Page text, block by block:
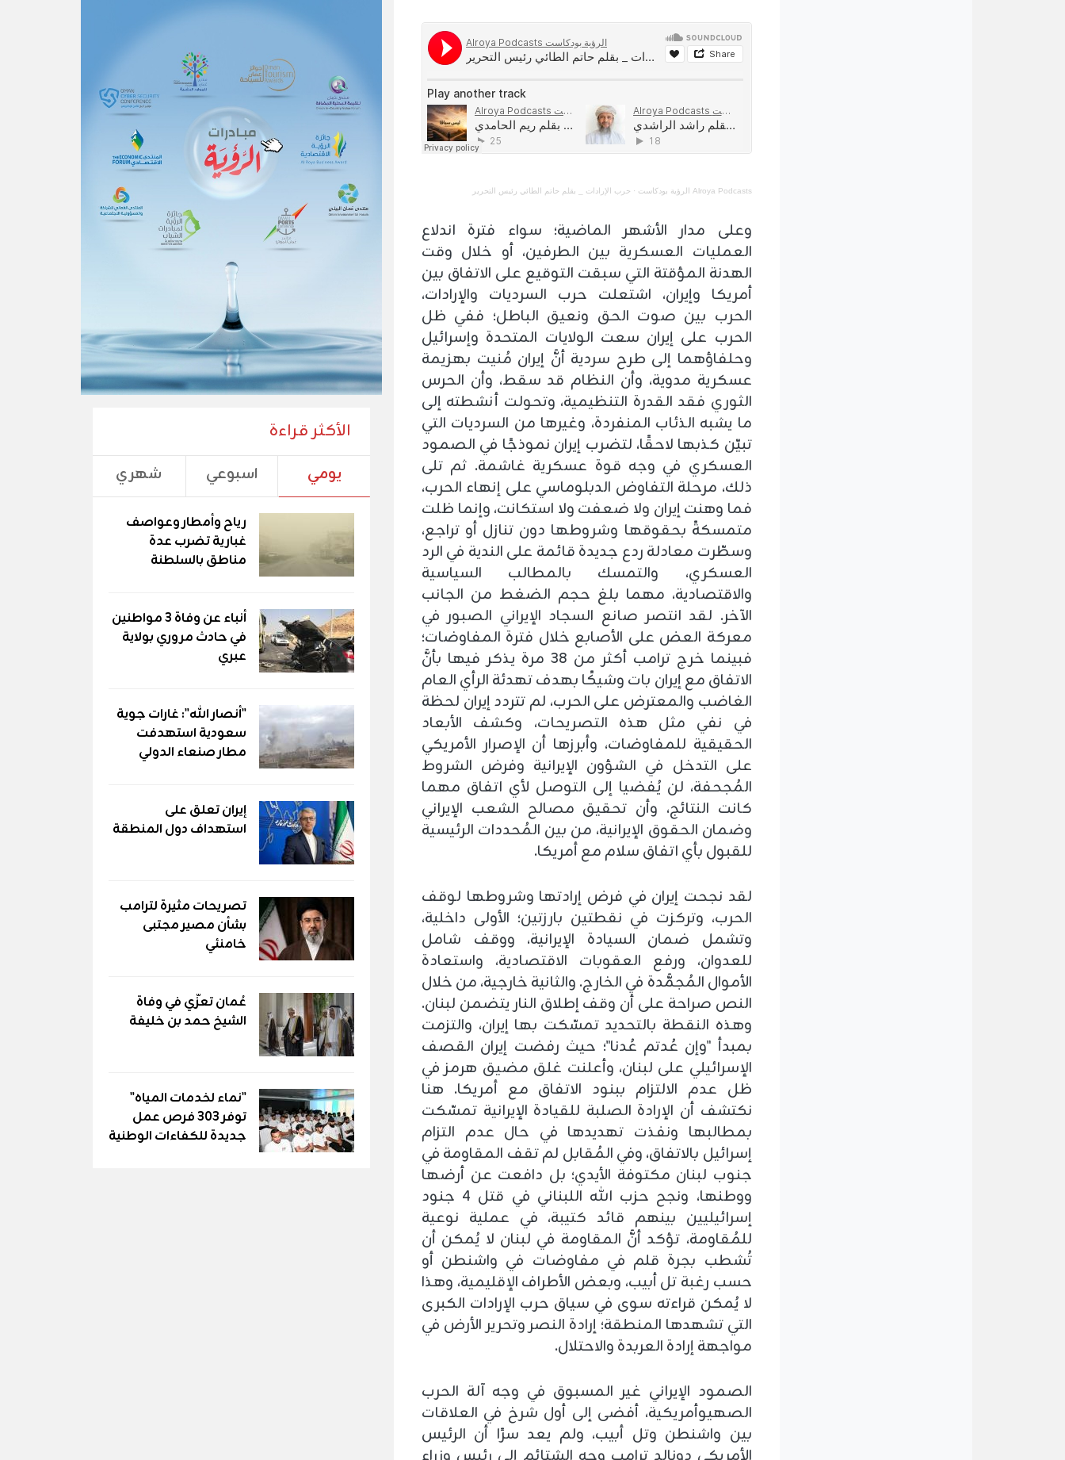
Alroya Podcasts الرؤية بودكاست · حرب الإرادات _ بقلم حاتم الطائي رئيس التحرير
وعلى مدار الأشهر الماضية؛ سواء فترة اندلاع
العمليات العسكرية بين الطرفين، أو خلال وقت
الهدنة المؤقتة التي سبقت التوقيع على الاتفاق بين
أمريكا وإيران، اشتعلت حرب السرديات والإرادات،
الحرب بين صوت الحق ونعيق الباطل؛ ففي ظل
الحرب على إيران سعت الولايات المتحدة وإسرائيل
وحلفاؤهما إلى طرح سردية أنَّ إيران مُنيت بهزيمة
عسكرية مدوية، وأن النظام قد سقط، وأن الحرس
الثوري فقد القدرة التنظيمية، وتحولت أنشطته إلى
ما يشبه الذئاب المنفردة، وغيرها من السرديات التي
تبيّن كذبها لاحقًا، لتضرب إيران نموذجًا في الصمود
العسكري في وجه قوة عسكرية غاشمة. ثم تلى
ذلك، مرحلة التفاوض الدبلوماسي على إنهاء الحرب،
فما وهنت إيران ولا ضعفت ولا استكانت، وإنما ظلت
متمسكةً بحقوقها وشروطها دون تنازل أو تراجع،
وسطّرت معادلة ردع جديدة قائمة على الندية في الرد
العسكري، والتمسك بالمطالب السياسية
والاقتصادية، مهما بلغ حجم الضغط من الجانب
الآخر. لقد انتصر صانع السجاد الإيراني الصبور في
معركة العض على الأصابع خلال فترة المفاوضات؛
فبينما خرج ترامب أكثر من 38 مرة يذكر فيها بأنَّ
الاتفاق مع إيران بات وشيكًا بهدف تهدئة الرأي العام
الغاضب والمعترض على الحرب، لم تتردد إيران لحظة
في نفي مثل هذه التصريحات، وكشف الأبعاد
الحقيقية للمفاوضات، وأبرزها أن الإصرار الأمريكي
على التدخل في الشؤون الإيرانية وفرض الشروط
المُجحفة، لن يُفضيا إلى التوصل لأي اتفاق مهما
كانت النتائج، وأن تحقيق مصالح الشعب الإيراني
وضمان الحقوق الإيرانية، من بين المُحددات الرئيسية
للقبول بأي اتفاق سلام مع أمريكا.
لقد نجحت إيران في فرض إرادتها وشروطها لوقف
الحرب، وتركزت في نقطتين بارزتين؛ الأولى داخلية،
وتشمل ضمان السيادة الإيرانية، ووقف شامل
للعدوان، ورفع العقوبات الاقتصادية، واستعادة
الأموال المُجمَّدة في الخارج. والثانية خارجية، من خلال
النص صراحة على أن وقف إطلاق النار يتضمن لبنان.
وهذه النقطة بالتحديد تمسّكت بها إيران، والتزمت
بمبدأ "وإن عُدتم عُدنا"؛ حيث رفضت إيران القصف
الإسرائيلي على لبنان، وأعلنت غلق مضيق هرمز في
ظل عدم الالتزام ببنود الاتفاق مع أمريكا. هنا
نكتشف أن الإرادة الصلبة للقيادة الإيرانية تمسّكت
بمطالبها ونفذت تهديدها في حال عدم التزام
إسرائيل بالاتفاق، وفي المُقابل لم تقف المقاومة في
جنوب لبنان مكتوفة الأيدي؛ بل دافعت عن أرضها
ووطنها، ونجح حزب الله اللبناني في قتل 4 جنود
إسرائيليين بينهم قائد كتيبة، في عملية نوعية
للمُقاومة، تؤكد أنَّ المقاومة في لبنان لا يُمكن أن
تُشطب بجرة قلم في مفاوضات في واشنطن أو
حسب رغبة تل أبيب، وبعض الأطراف الإقليمية، وهذا
لا يُمكن قراءته سوى في سياق حرب الإرادات الكبرى
التي تشهدها المنطقة؛ إرادة النصر وتحرير الأرض في
مواجهة إرادة العربدة والاحتلال.
الصمود الإيراني غير المسبوق في وجه آلة الحرب
الصهيوأمريكية، أفضى إلى أول شرخ في العلاقات
بين واشنطن وتل أبيب، ولم يعد سرًا أن الرئيس
الأكثر قراءة
يومي اسبوعي شهري
رياح وأمطار وعواصف
غبارية تضرب عدة
مناطق بالسلطنة
أنباء عن وفاة 3 مواطنين
في حادث مروري بولاية
عبري
"أنصار الله": غارات جوية
سعودية استهدفت
مطار صنعاء الدولي
إيران تعلق على
استهداف دول المنطقة
تصريحات مثيرة لترامب
بشأن مصير مجتبى
خامنئي
عُمان تعزّي في وفاة
الشيخ حمد بن خليفة
"نماء لخدمات المياه"
توفر 303 فرص عمل
جديدة للكفاءات الوطنية